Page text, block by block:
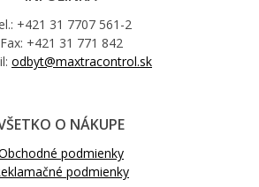
+421 31 7707 561-2
Fax: +421 31 771 842
odbyt@maxtracontrol.sk
O NÁKUPE
podmienky
podmienky